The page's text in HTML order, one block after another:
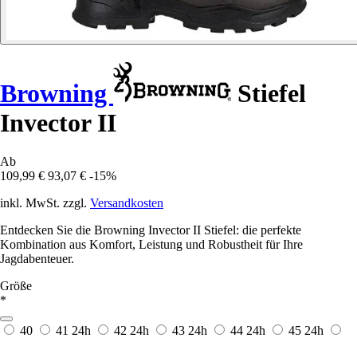
Browning
Stiefel
Invector II
Ab
109,99 € 93,07 € -15%
inkl. MwSt. zzgl. Versandkosten
Entdecken Sie die Browning Invector II Stiefel: die perfekte
Kombination aus Komfort, Leistung und Robustheit für Ihre
Jagdabenteuer.
Größe
*
40 41 24h 42 24h 43 24h 44 24h 45 24h